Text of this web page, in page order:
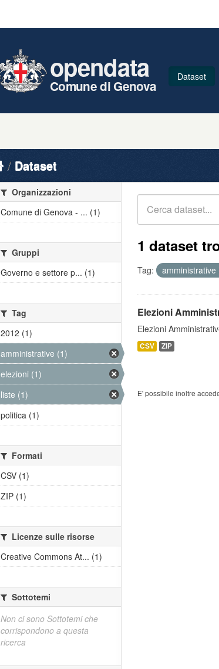
opendata
Comune di Genova
Dataset
Dataset
1 dataset
Tag: amministrative
Elezioni
Elezioni
CSV ZIP
E' possibile inoltre
Organizzazioni
Comune di Genova - ... (1)
Gruppi
Governo e settore p... (1)
Tag
2012 (1)
amministrative (1)
elezioni (1)
liste (1)
politica (1)
Formati
CSV (1)
ZIP (1)
Licenze sulle risorse
Creative Commons At... (1)
Sottotemi
Non ci sono Sottotemi che
corrispondono a questa
ricerca